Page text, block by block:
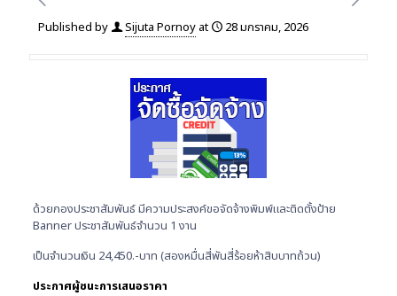
Published by Sijuta Pornoy at 28 มกราคม, 2026
ด้วยกองประชาสัมพันธ์ มีความประสงค์ขอจัดจ้างพิมพ์และติดตั้งป้าย
Banner ประชาสัมพันธ์จำนวน 1 งาน
เป็นจำนวนเงิน 24,450.-บาท (สองหมื่นสี่พันสี่ร้อยห้าสิบบาทถ้วน)
ประกาศผู้ชนะการเสนอราคา